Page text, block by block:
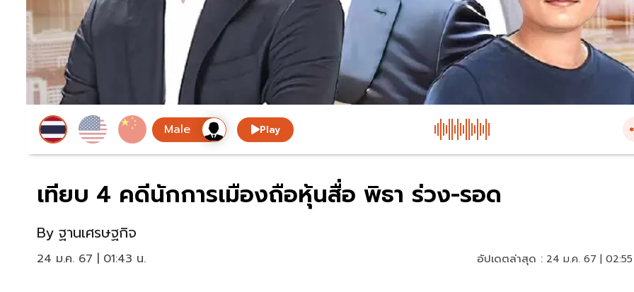
Play
เทียบ 4 คดีนักการเมืองถือหุ้นสื่อ พิธา ร่วง-รอด
By ฐานเศรษฐกิจ
24 ม.ค. 67 | 01:43 น. อัปเดตล่าสุด : 24 ม.ค. 67 |